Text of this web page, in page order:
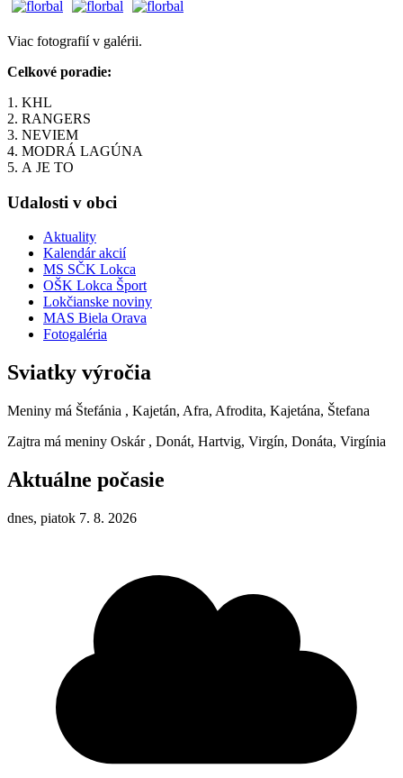
Viac fotografií v galérii.
Celkové poradie:
1. KHL
2. RANGERS
3. NEVIEM
4. MODRÁ LAGÚNA
5. A JE TO
Udalosti v obci
Aktuality
Kalendár akcií
MS SČK Lokca
OŠK Lokca Šport
Lokčianske noviny
MAS Biela Orava
Fotogaléria
Sviatky výročia
Meniny má Štefánia , Kajetán, Afra, Afrodita, Kajetána, Štefana
Zajtra má meniny Oskár , Donát, Hartvig, Virgín, Donáta, Virgínia
Aktuálne počasie
dnes, piatok 7. 8. 2026